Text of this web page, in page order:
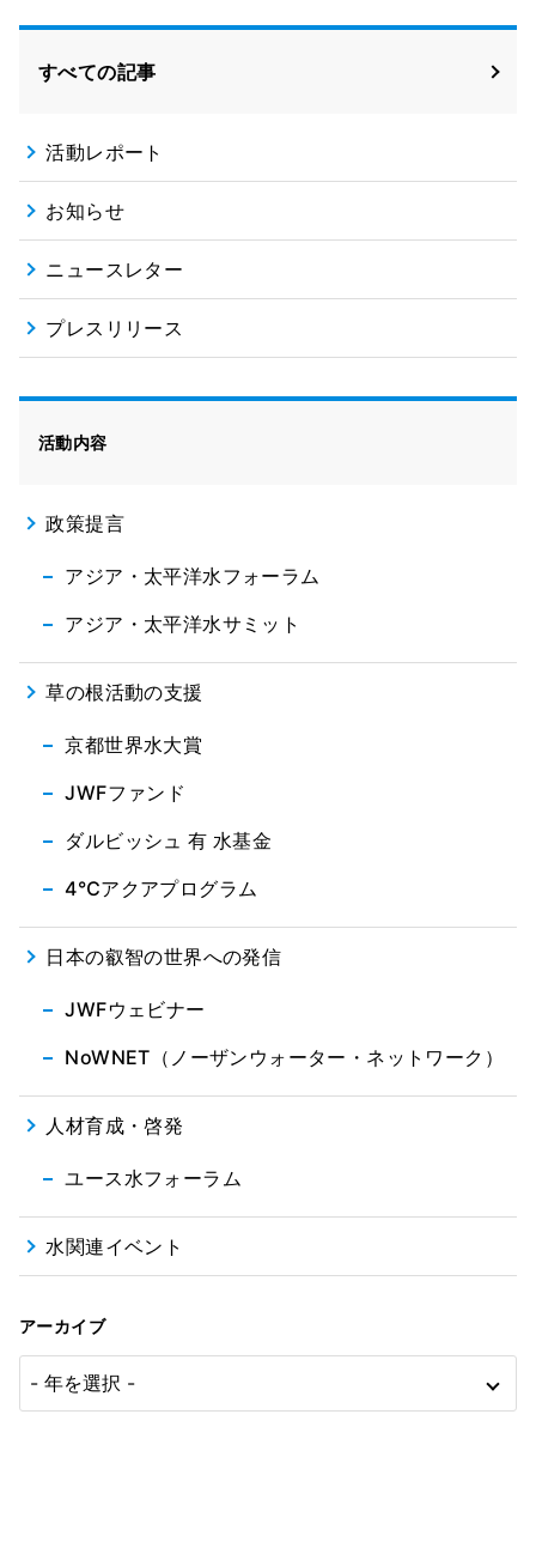
すべての記事
活動レポート
お知らせ
ニュースレター
プレスリリース
活動内容
政策提言
アジア・太平洋水フォーラム
アジア・太平洋水サミット
草の根活動の支援
京都世界水大賞
JWFファンド
ダルビッシュ 有 水基金
4℃アクアプログラム
日本の叡智の世界への発信
JWFウェビナー
NoWNET（ノーザンウォーター・ネットワーク）
人材育成・啓発
ユース水フォーラム
水関連イベント
アーカイブ